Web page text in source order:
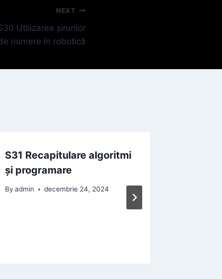
NEXT
Utilizarea șirurilor
numere în robotică
S31 Recapitulare algoritmi
și programare
By admin decembrie 24, 2024